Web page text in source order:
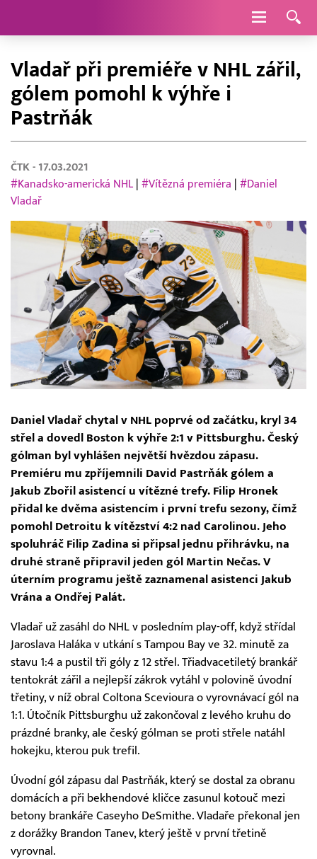
Navigace
Vladař při premiéře v NHL zářil,
gólem pomohl k výhře i
Pastrňák
ČTK - 17.03.2021
#Kanadsko-americká NHL | #Vítězná premiéra | #Daniel
Vladař
Daniel Vladař chytal v NHL poprvé od začátku, kryl 34
střel a dovedl Boston k výhře 2:1 v Pittsburghu. Český
gólman byl vyhlášen největší hvězdou zápasu.
Premiéru mu zpříjemnili David Pastrňák gólem a
Jakub Zbořil asistencí u vítězné trefy. Filip Hronek
přidal ke dvěma asistencím i první trefu sezony, čímž
pomohl Detroitu k vítězství 4:2 nad Carolinou. Jeho
spoluhráč Filip Zadina si připsal jednu přihrávku, na
druhé straně připravil jeden gól Martin Nečas. V
úterním programu ještě zaznamenal asistenci Jakub
Vrána a Ondřej Palát.
Vladař už zasáhl do NHL v posledním play-off, když střídal
Jaroslava Haláka v utkání s Tampou Bay ve 32. minutě za
stavu 1:4 a pustil tři góly z 12 střel. Třiadvacetiletý brankář
tentokrát zářil a nejlepší zákrok vytáhl v polovině úvodní
třetiny, v níž obral Coltona Scevioura o vyrovnávací gól na
1:1. Útočník Pittsburghu už zakončoval z levého kruhu do
prázdné branky, ale český gólman se proti střele natáhl
hokejku, kterou puk trefil.
Úvodní gól zápasu dal Pastrňák, který se dostal za obranu
domácích a při bekhendové kličce zasunul kotouč mezi
betony brankáře Caseyho DeSmithe. Vladaře překonal jen
z dorážky Brandon Tanev, který ještě v první třetině
vyrovnal.